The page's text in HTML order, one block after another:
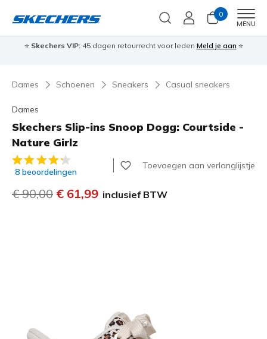
0
MENU
⭐ Skechers VIP:45 dagen retourrecht voor leden Meld je aan ⭐
Dames Schoenen Sneakers Casual sneakers
Dames
Skechers Slip-ins Snoop Dogg: Courtside -
Nature Girlz
3,1 van de 5 klantbeoordelingen
8 beoordelingen
Toevoegen aan verlanglijstje
Prijs verlaagd van
€ 90,00 naar
€ 61,99 inclusief BTW